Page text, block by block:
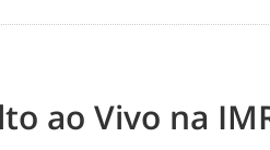
ao Vivo na